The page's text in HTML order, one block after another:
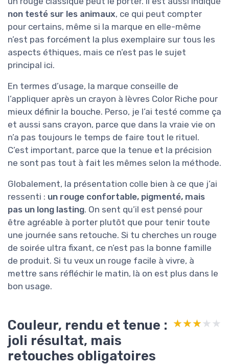
non testé sur les animaux, ce qui peut compter
pour certains, même si la marque en elle-même
n’est pas forcément la plus exemplaire sur tous les
aspects éthiques, mais ce n’est pas le sujet
principal ici.
En termes d’usage, la marque conseille de
l’appliquer après un crayon à lèvres Color Riche pour
mieux définir la bouche. Perso, je l’ai testé comme ça
et aussi sans crayon, parce que dans la vraie vie on
n’a pas toujours le temps de faire tout le rituel.
C’est important, parce que la tenue et la précision
ne sont pas tout à fait les mêmes selon la méthode.
Globalement, la présentation colle bien à ce que j’ai
ressenti : un rouge confortable, pigmenté, mais
pas un long lasting. On sent qu’il est pensé pour
être agréable à porter plutôt que pour tenir toute
une journée sans retouche. Si tu cherches un rouge
de soirée ultra fixant, ce n’est pas la bonne famille
de produit. Si tu veux un rouge facile à vivre, à
mettre sans réfléchir le matin, là on est plus dans le
bon usage.
Couleur, rendu et tenue :
joli résultat, mais
retouches obligatoires
★★★★★
★★★★★